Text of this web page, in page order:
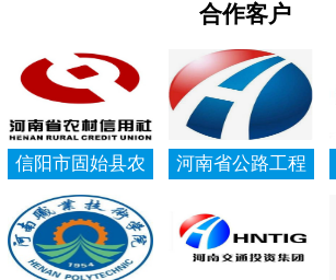
合作客户
信阳市固始县农
村信用社资产清
查审计
河南省公路工程